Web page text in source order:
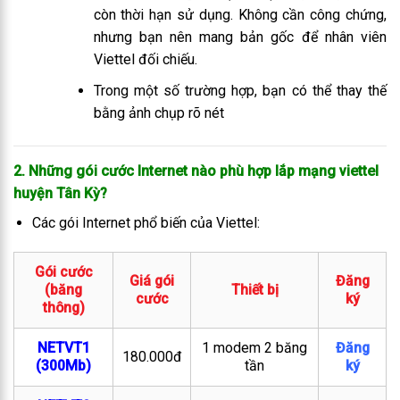
còn thời hạn sử dụng. Không cần công chứng,
nhưng bạn nên mang bản gốc để nhân viên
Viettel đối chiếu.
Trong một số trường hợp, bạn có thể thay thế
bằng ảnh chụp rõ nét
2. Những gói cước Internet nào phù hợp lắp mạng viettel
huyện Tân Kỳ?
Các gói Internet phổ biến của Viettel:
Gói cước
(băng
thông)
Giá gói
cước
Thiết bị
Đăng
ký
NETVT1
(300Mb)
180.000đ
1 modem 2 băng
tần
Đăng
ký